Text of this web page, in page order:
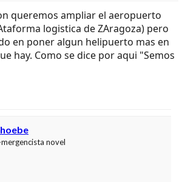
queremos ampliar el aeropuerto
logistica de ZAragoza) pero
en poner algun helipuerto mas en
hay. Como se dice por aqui "Semos
novel